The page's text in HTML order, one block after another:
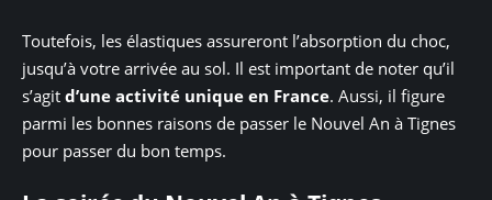
Toutefois, les élastiques assureront l’absorption du choc,
jusqu’à votre arrivée au sol. Il est important de noter qu’il
s’agit d’une activité unique en France. Aussi, il figure
parmi les bonnes raisons de passer le Nouvel An à Tignes
pour passer du bon temps.